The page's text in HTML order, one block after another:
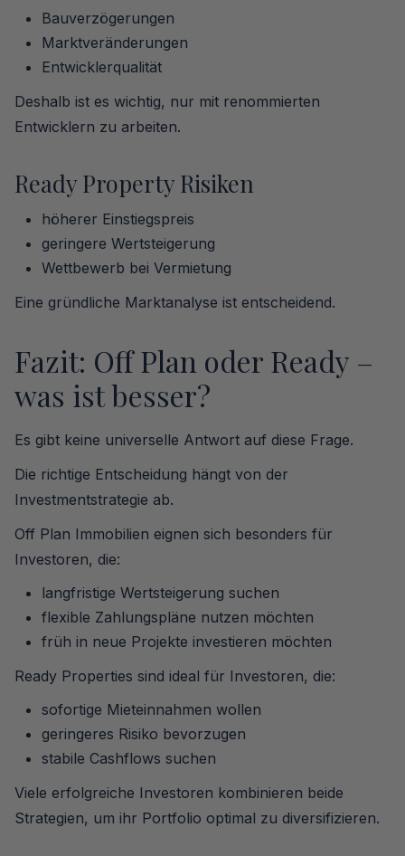
Bauverzögerungen
Marktveränderungen
Entwicklerqualität
Deshalb ist es wichtig, nur mit renommierten
Entwicklern zu arbeiten.
Ready Property Risiken
höherer Einstiegspreis
geringere Wertsteigerung
Wettbewerb bei Vermietung
Eine gründliche Marktanalyse ist entscheidend.
Fazit: Off Plan oder Ready –
was ist besser?
Es gibt keine universelle Antwort auf diese Frage.
Die richtige Entscheidung hängt von der
Investmentstrategie ab.
Off Plan Immobilien eignen sich besonders für
Investoren, die:
langfristige Wertsteigerung suchen
flexible Zahlungspläne nutzen möchten
früh in neue Projekte investieren möchten
Ready Properties sind ideal für Investoren, die:
sofortige Mieteinnahmen wollen
geringeres Risiko bevorzugen
stabile Cashflows suchen
Viele erfolgreiche Investoren kombinieren beide
Strategien, um ihr Portfolio optimal zu diversifizieren.